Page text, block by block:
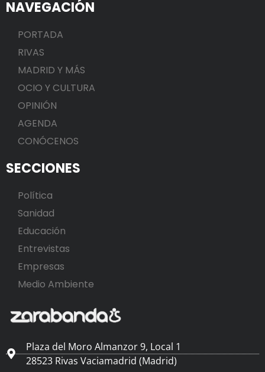
NAVEGACIÓN
PORTADA
RIVAS
MADRID Y MÁS
OCIO Y CULTURA
OPINIÓN
AGENDA
CONÓCENOS
SECCIONES
Política
Sanidad
Educación
Entrevistas
Empresas
Medio Ambiente
Plaza del Moro Almanzor 9, Local 1
28523 Rivas Vaciamadrid (Madrid)